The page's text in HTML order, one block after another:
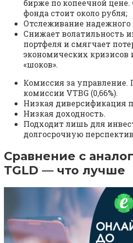
бирже по копеечной цене.
фонда стоит около рубля;
Отслеживание надежного
Снижает волатильность
портфеля и смягчает
экономических
«шоков».
Комиссия за управление.
комиссии VTBG (0,66%).
Низкая диверсификация
Низкая доходность.
Подходит лишь для
долгосрочную
Сравнение с
TGLD — что лучше